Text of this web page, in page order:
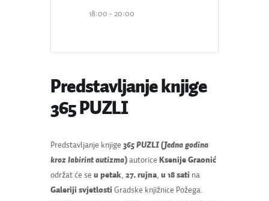
18:00 - 20:00
Predstavljanje knjige
365 PUZLI
Predstavljanje knjige 365 PUZLI(Jedna godina
kroz labirint autizma)autorice Ksenije Graonić
održat će se u petak, 27. rujna, u 18 sati na
Galeriji svjetlosti Gradske knjižnice Požega.